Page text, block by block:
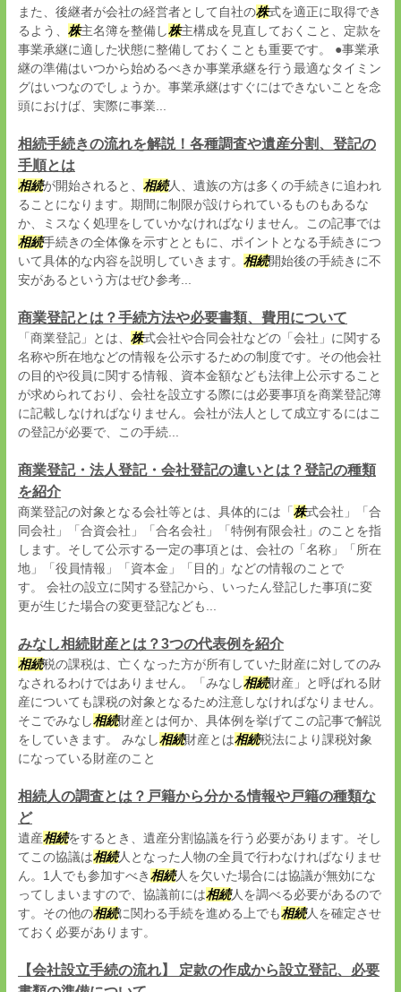
また、後継者が会社の経営者として自社の株式を適正に取得でき
るよう、 株主名簿を整備し株主構成を見直しておくこと、定款を
事業承継に適した状態に整備しておくことも重要です。 ●事業承
継の準備はいつから始めるべきか事業承継を行う最適なタイミン
グはいつなのでしょうか。事業承継はすぐにはできないことを念
頭におけば、実際に事業...
相続手続きの流れを解説！各種調査や遺産分割、登記の
手順とは
相続が開始されると、 相続人、遺族の方は多くの手続きに追われ
ることになります。期間に制限が設けられているものもあるな
か、ミスなく処理をしていかなければなりません。この記事では
相続手続きの全体像を示すとともに、ポイントとなる手続きにつ
いて具体的な内容を説明していきます。 相続開始後の手続きに不
安があるという方はぜひ参考...
商業登記とは？手続方法や必要書類、費用について
「商業登記」とは、 株式会社や合同会社などの「会社」に関する
名称や所在地などの情報を公示するための制度です。その他会社
の目的や役員に関する情報、資本金額なども法律上公示すること
が求められており、会社を設立する際には必要事項を商業登記簿
に記載しなければなりません。会社が法人として成立するにはこ
の登記が必要で、この手続...
商業登記・法人登記・会社登記の違いとは？登記の種類
を紹介
商業登記の対象となる会社等とは、具体的には「 株式会社」「合
同会社」「合資会社」「合名会社」「特例有限会社」のことを指
します。そして公示する一定の事項とは、会社の「名称」「所在
地」「役員情報」「資本金」「目的」などの情報のことで
す。 会社の設立に関する登記から、いったん登記した事項に変
更が生じた場合の変更登記なども...
みなし相続財産とは？3つの代表例を紹介
相続税の課税は、亡くなった方が所有していた財産に対してのみ
なされるわけではありません。「みなし相続財産」と呼ばれる財
産についても課税の対象となるため注意しなければなりません。
そこでみなし相続財産とは何か、具体例を挙げてこの記事で解説
をしていきます。 みなし相続財産とは相続税法により課税対象
になっている財産のこと
相続人の調査とは？戸籍から分かる情報や戸籍の種類な
ど
遺産相続をするとき、遺産分割協議を行う必要があります。そし
てこの協議は相続人となった人物の全員で行わなければなりませ
ん。1人でも参加すべき相続人を欠いた場合には協議が無効にな
ってしまいますので、協議前には相続人を調べる必要があるので
す。その他の相続に関わる手続を進める上でも相続人を確定させ
ておく必要があります。
【会社設立手続の流れ】 定款の作成から設立登記、必要